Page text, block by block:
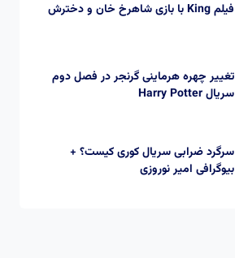
فیلم King با بازی شاهرخ خان و دخترش
تغییر چهره هرماینی گرنجر در فصل دوم
سریال Harry Potter
سرگرد ضرابی سریال کوری کیست؟ +
بیوگرافی امیر نوروزی